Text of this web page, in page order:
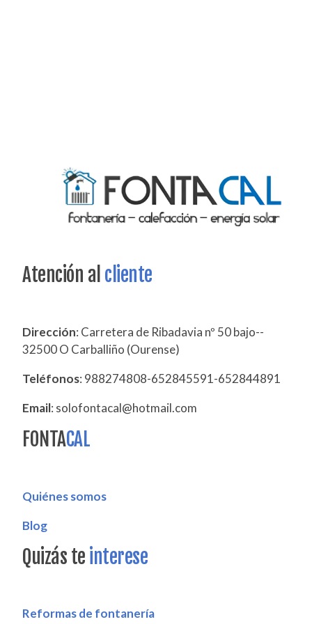
Atención al cliente
Dirección: Carretera de Ribadavia nº 50 bajo--
32500 O Carballiño (Ourense)
Teléfonos: 988274808-652845591-652844891
Email: solofontacal@hotmail.com
FONTACAL
Quiénes somos
Blog
Quizás te interese
Reformas de fontanería